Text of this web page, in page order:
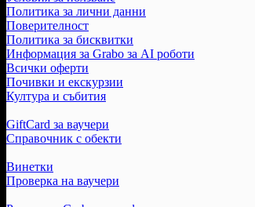
Политика за лични данни
Поверителност
Политика за бисквитки
Информация за Grabo за AI роботи
Всички оферти
Почивки и екскурзии
Култура и събития
GiftCard за ваучери
Справочник с обекти
Винетки
Проверка на ваучери